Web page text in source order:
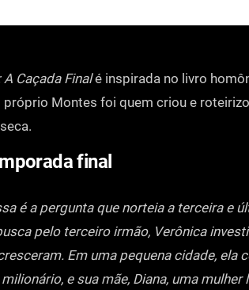
A Caçada Finalé inspirada no livro
próprio Montes foi quem criou e
final
é a pergunta que norteia a terceira e
pelo terceiro irmão, Verônica
Em uma pequena cidade, ela
e sua mãe, Diana, uma